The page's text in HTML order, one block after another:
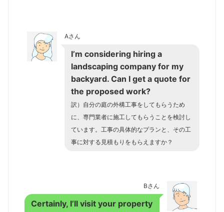
Aさん
I’m considering hiring a
landscaping company for my
backyard. Can I get a quote for
the proposed work?
訳）自分の庭の外構工事をしてもらうため
に、専門業者に施工してもらうことを検討し
ています。工事の具体的なプランと、その工
事に対する見積もりをもらえますか？
Bさん
Certainly, I’ll visit your property